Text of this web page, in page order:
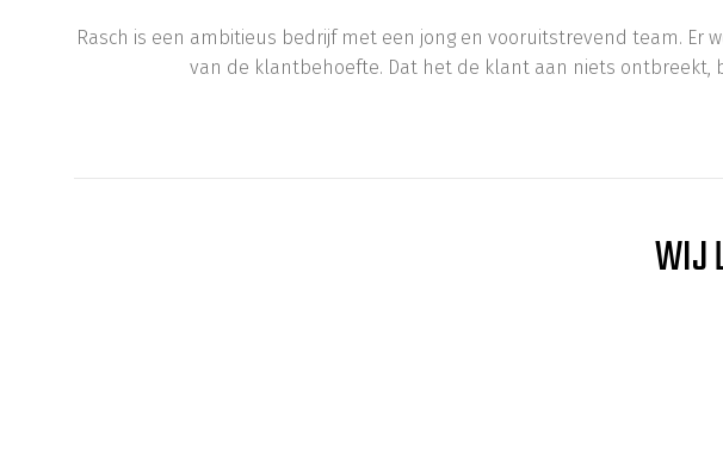
Rasch is een ambitieus bedrijf met een jong en vooruitstrevend team.
van de klantbehoefte. Dat het de klant aan niets
WIJ